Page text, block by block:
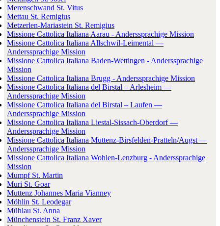
Merenschwand St. Vitus
Mettau St. Remigius
Metzerlen-Mariastein St. Remigius
Missione Cattolica Italiana Aarau - Anderssprachige Mission
Missione Cattolica Italiana Allschwil-Leimental —
Anderssprachige Mission
Missione Cattolica Italiana Baden-Wettingen - Anderssprachige
Mission
Missione Cattolica Italiana Brugg - Anderssprachige Mission
Missione Cattolica Italiana del Birstal – Arlesheim —
Anderssprachige Mission
Missione Cattolica Italiana del Birstal – Laufen —
Anderssprachige Mission
Missione Cattolica Italiana Liestal-Sissach-Oberdorf —
Anderssprachige Mission
Missione Cattolica Italiana Muttenz-Birsfelden-Pratteln/Augst —
Anderssprachige Mission
Missione Cattolica Italiana Wohlen-Lenzburg - Anderssprachige
Mission
Mumpf St. Martin
Muri St. Goar
Muttenz Johannes Maria Vianney
Möhlin St. Leodegar
Mühlau St. Anna
Münchenstein St. Franz Xaver